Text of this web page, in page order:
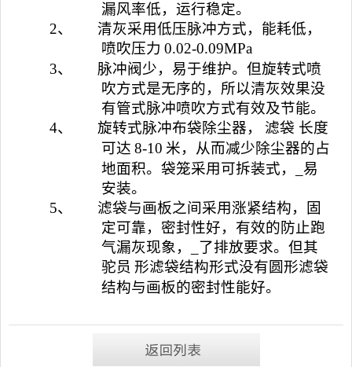
漏风率低，运行稳定。
2、
清灰采用低压脉冲方式，能耗低，
喷吹压力 0.02-0.09MPa
3、
脉冲阀少，易于维护。但旋转式喷
吹方式是无序的，所以清灰效果没
有管式脉冲喷吹方式有效及节能。
4、
旋转式脉冲布袋除尘器， 滤袋 长度
可达 8-10 米，从而减少除尘器的占
地面积。袋笼采用可拆装式，_易
安装。
5、
滤袋与画板之间采用涨紧结构，固
定可靠，密封性好，有效的防止跑
气漏灰现象，_了排放要求。但其
驼员 形滤袋结构形式没有圆形滤袋
结构与画板的密封性能好。